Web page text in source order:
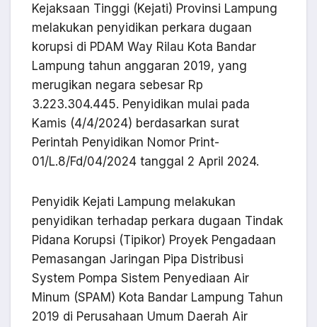
Kejaksaan Tinggi (Kejati) Provinsi Lampung
melakukan penyidikan perkara dugaan
korupsi di PDAM Way Rilau Kota Bandar
Lampung tahun anggaran 2019, yang
merugikan negara sebesar Rp
3.223.304.445. Penyidikan mulai pada
Kamis (4/4/2024) berdasarkan surat
Perintah Penyidikan Nomor Print-
01/L.8/Fd/04/2024 tanggal 2 April 2024.
Penyidik Kejati Lampung melakukan
penyidikan terhadap perkara dugaan Tindak
Pidana Korupsi (Tipikor) Proyek Pengadaan
Pemasangan Jaringan Pipa Distribusi
System Pompa Sistem Penyediaan Air
Minum (SPAM) Kota Bandar Lampung Tahun
2019 di Perusahaan Umum Daerah Air